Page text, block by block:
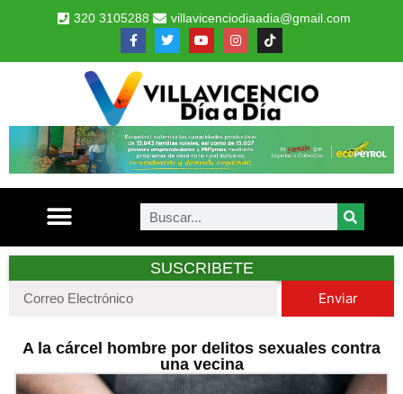
320 3105288 villavicenciodiaadia@gmail.com
SUSCRIBETE
Enviar
A la cárcel hombre por delitos sexuales contra
una vecina